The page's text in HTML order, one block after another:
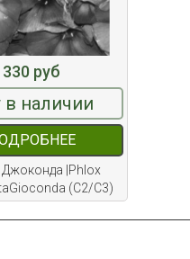
330 руб
в наличии
|Phlox
(С2/С3)